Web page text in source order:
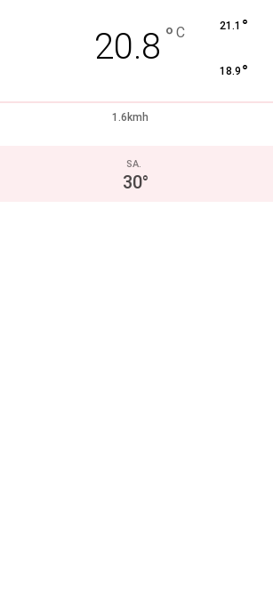
20.8 ° C 21.1 °
18.9 °
1.6kmh
SA.
30°